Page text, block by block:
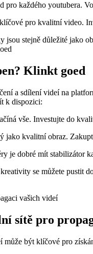
pro každého youtubera.
pro kvalitní video.
stejně důležité jako
Klinkt goed
a sdílení videí na
k dispozici:
vše. Investujte do
jako kvalitní obraz.
je dobré mít stabilizátor
se můžete pustit
sítě pro
být klíčové pro